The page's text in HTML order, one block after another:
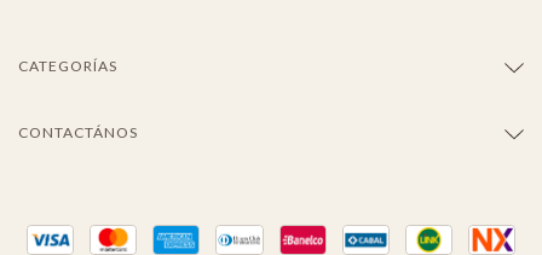
CATEGORÍAS
CONTACTÁNOS